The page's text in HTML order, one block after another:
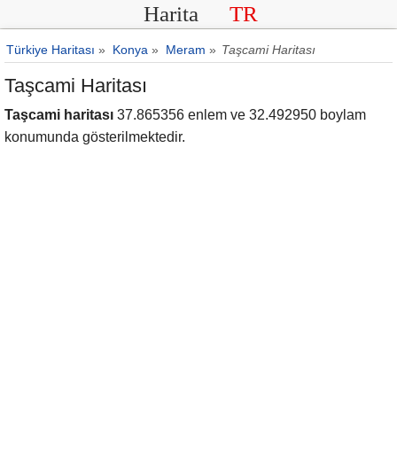
Harita TR
Türkiye Haritası » Konya » Meram » Taşcami Haritası
Taşcami Haritası
Taşcami haritası 37.865356 enlem ve 32.492950 boylam
konumunda gösterilmektedir.